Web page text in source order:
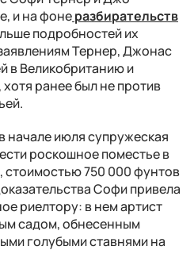
и на фонеразбирательств
подробностей их
Тернер, Джонас
в Великобританию и
ранее был не против
начале июля супружеская
роскошное поместье в
750 000 фунтов
Софи привела
риелтору: в нем артист
садом, обнесенным
голубыми ставнями на